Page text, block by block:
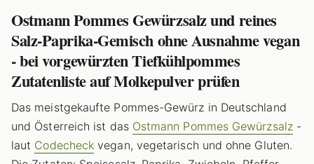
Ostmann Pommes Gewürzsalz und reines
Salz-Paprika-Gemisch ohne Ausnahme vegan
- bei vorgewürzten Tiefkühlpommes
Zutatenliste auf Molkepulver prüfen
Das meistgekaufte Pommes-Gewürz in Deutschland
und Österreich ist das Ostmann Pommes Gewürzsalz-
laut Codecheck vegan, vegetarisch und ohne Gluten.